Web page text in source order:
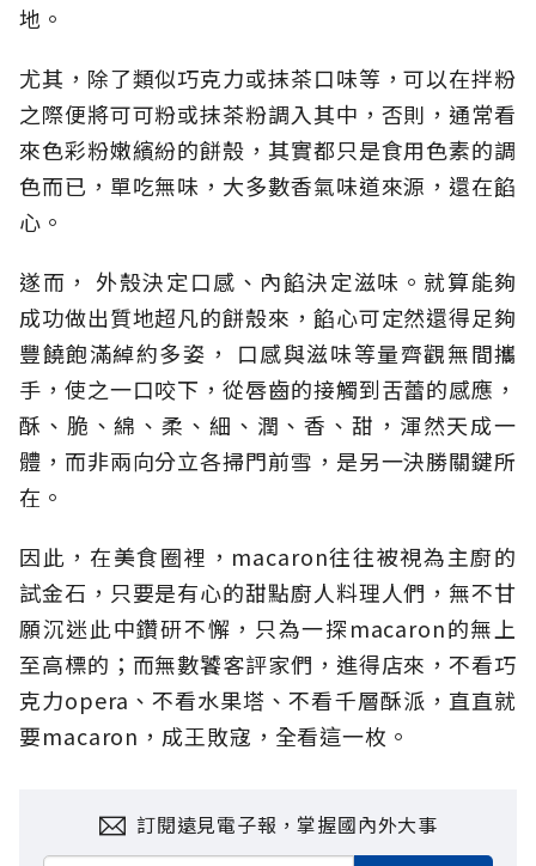
地。
尤其，除了類似巧克力或抹茶口味等，可以在拌粉
之際便將可可粉或抹茶粉調入其中，否則，通常看
來色彩粉嫩繽紛的餅殼，其實都只是食用色素的調
色而已，單吃無味，大多數香氣味道來源，還在餡
心。
遂而， 外殼決定口感、內餡決定滋味。就算能夠
成功做出質地超凡的餅殼來，餡心可定然還得足夠
豐饒飽滿綽約多姿， 口感與滋味等量齊觀無間攜
手，使之一口咬下，從唇齒的接觸到舌蕾的感應，
酥、脆、綿、柔、細、潤、香、甜，渾然天成一
體，而非兩向分立各掃門前雪，是另一決勝關鍵所
在。
因此，在美食圈裡，macaron往往被視為主廚的
試金石，只要是有心的甜點廚人料理人們，無不甘
願沉迷此中鑽研不懈，只為一探macaron的無上
至高標的；而無數饕客評家們，進得店來，不看巧
克力opera、不看水果塔、不看千層酥派，直直就
要macaron，成王敗寇，全看這一枚。
訂閱遠見電子報，掌握國內外大事